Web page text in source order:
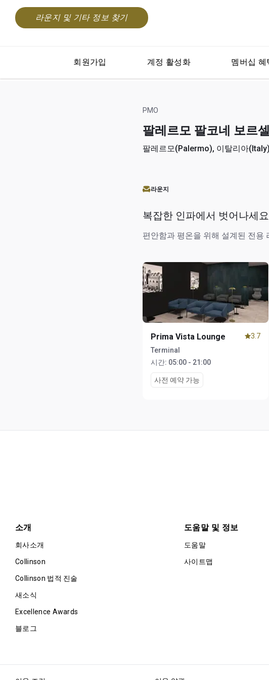
라운지 및 기타 정보 찾기
회원가입 계정 활성화 멤버십 혜
PMO
팔레르모 팔코네 보르
팔레르모(Palermo), 이탈리아(Italy)
라운지
복잡한 인파에서 벗어나세
편안함과 평온을 위해 설계된 전용
Prima Vista Lounge
Terminal
시간: 05:00 - 21:00
사전 예약 가능
3.7
소개
회사소개
Collinson
Collinson 법적 진술
새소식
Excellence Awards
블로그
도움말 및 정보
도움말
사이트맵